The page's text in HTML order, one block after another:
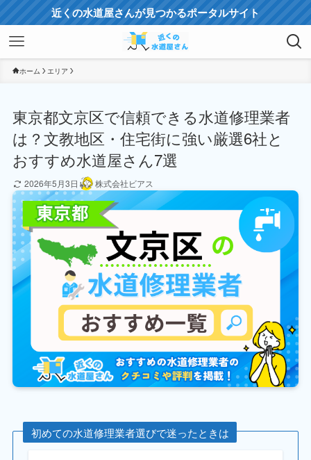
近くの水道屋さんが見つかるポータルサイト
ホーム エリア
東京都文京区で信頼できる水道修理業者
は？文教地区・住宅街に強い厳選6社と
おすすめ水道屋さん7選
2026年5月3日 株式会社ビアス
初めての水道修理業者選びで迷ったときは